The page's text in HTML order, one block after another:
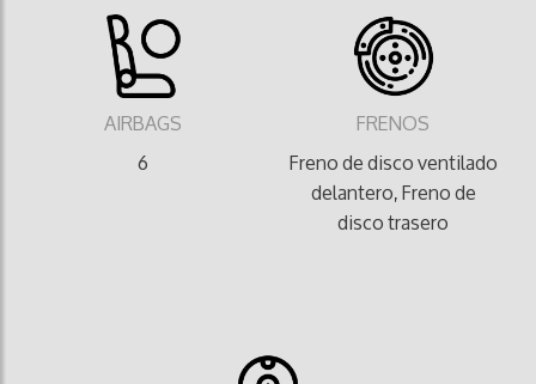
AIRBAGS
6
FRENOS
Freno de disco ventilado
delantero, Freno de
disco trasero